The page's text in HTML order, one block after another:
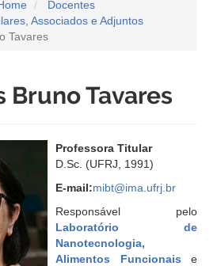
Docentes
Associados e Adjuntos
Tavares
Bruno Tavares
Professora Titular
D.Sc. (UFRJ, 1991)
E-mail:mibt@ima.ufrj.br
Responsável pelo
Laboratório de
Nanotecnologia,
Alimentos Funcionais e